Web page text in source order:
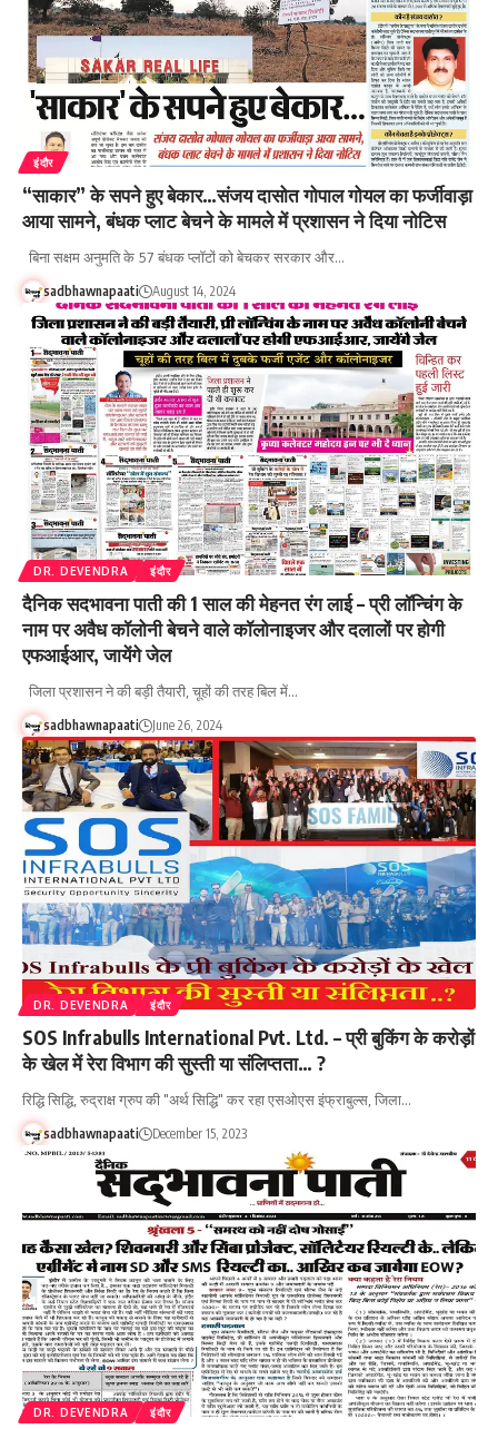
इंदौर
“साकार” के सपने हुए बेकार…संजय दासोत गोपाल गोयल का फर्जीवाड़ा
आया सामने, बंधक प्लाट बेचने के मामले में प्रशासन ने दिया नोटिस
बिना सक्षम अनुमति के 57 बंधक प्लॉटों को बेचकर सरकार और…
sadbhawnapaati August 14, 2024
DR. DEVENDRA इंदौर
दैनिक सदभावना पाती की 1 साल की मेहनत रंग लाई – प्री लॉन्चिंग के
नाम पर अवैध कॉलोनी बेचने वाले कॉलोनाइजर और दलालों पर होगी
एफआईआर, जायेंगे जेल
जिला प्रशासन ने की बड़ी तैयारी, चूहों की तरह बिल में…
sadbhawnapaati June 26, 2024
DR. DEVENDRA इंदौर
SOS Infrabulls International Pvt. Ltd. – प्री बुकिंग के करोड़ों
के खेल में रेरा विभाग की सुस्ती या संलिप्तता… ?
रिद्धि सिद्धि, रुद्राक्ष ग्रुप की "अर्थ सिद्धि" कर रहा एसओएस इंफ्राबुल्स, जिला…
sadbhawnapaati December 15, 2023
DR. DEVENDRA इंदौर